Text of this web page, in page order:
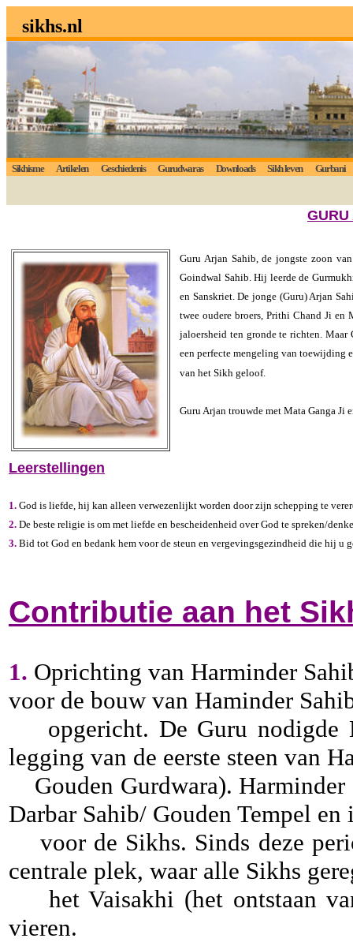
sikhs.nl
Sikhisme Artikelen Geschiedenis Gurudwaras Downloads Sikh leven Gurbani
Guru Arjan Sahib, de jongste zoon
Goindwal Sahib. Hij leerde de
en Sanskriet. De jonge (Guru) Arjan
twee oudere broers, Prithi Chand Ji
jaloersheid ten gronde te richten. Maar
een perfecte mengeling van toewijding
van het Sikh geloof.
Guru Arjan trouwde met Mata Ganga Ji
Leerstellingen
1. God is liefde, hij kan alleen verwezenlijkt worden door zijn schepping te
2. De beste religie is om met liefde en bescheidenheid over God te spreken/
3. Bid tot God en bedank hem voor de steun en vergevingsgezindheid die hij u
Contributie aan het
1. Oprichting van Harminder
voor de bouw van Haminder
opgericht. De Guru nodigde
legging van de eerste steen van
Gouden Gurdwara). Harminder
Darbar Sahib/ Gouden Tempel
voor de Sikhs. Sinds deze
centrale plek, waar alle Sikhs
het Vaisakhi (het ontstaan
vieren.